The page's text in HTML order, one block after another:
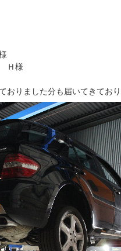
Ｈ様
おりました分も届いてきてお